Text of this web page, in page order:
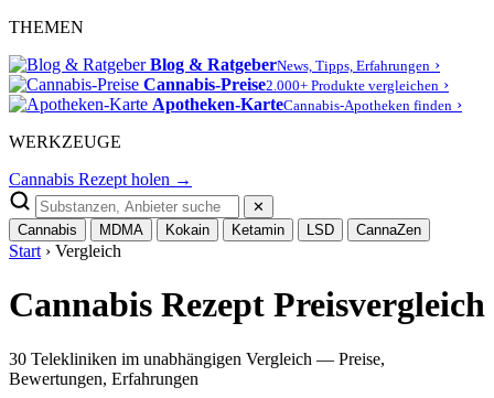
THEMEN
Blog & RatgeberNews, Tipps, Erfahrungen ›
Cannabis-Preise2.000+ Produkte vergleichen ›
Apotheken-KarteCannabis-Apotheken finden ›
WERKZEUGE
Cannabis Rezept holen →
✕
Cannabis
MDMA Kokain Ketamin LSD CannaZen
Start › Vergleich
Cannabis Rezept Preisvergleich
30 Telekliniken im unabhängigen Vergleich — Preise,
Bewertungen, Erfahrungen